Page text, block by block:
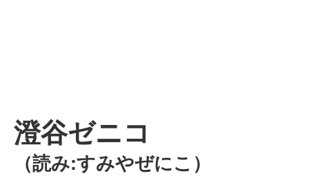
澄谷ゼニコ
（読み:すみやぜにこ）